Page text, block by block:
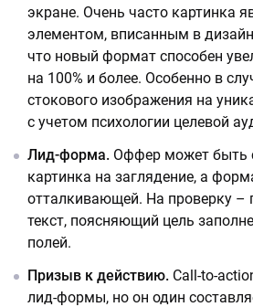
экране. Очень часто картинка
элементом, вписанным в
что новый формат способен
на 100% и более. Особенно в
стокового изображения на
с учетом психологии целевой
Лид-форма. Оффер может быть
картинка на заглядение, а
отталкивающей. На проверку –
текст, поясняющий цель
полей.
Призыв к действию. Call-to-
лид-формы, но он один